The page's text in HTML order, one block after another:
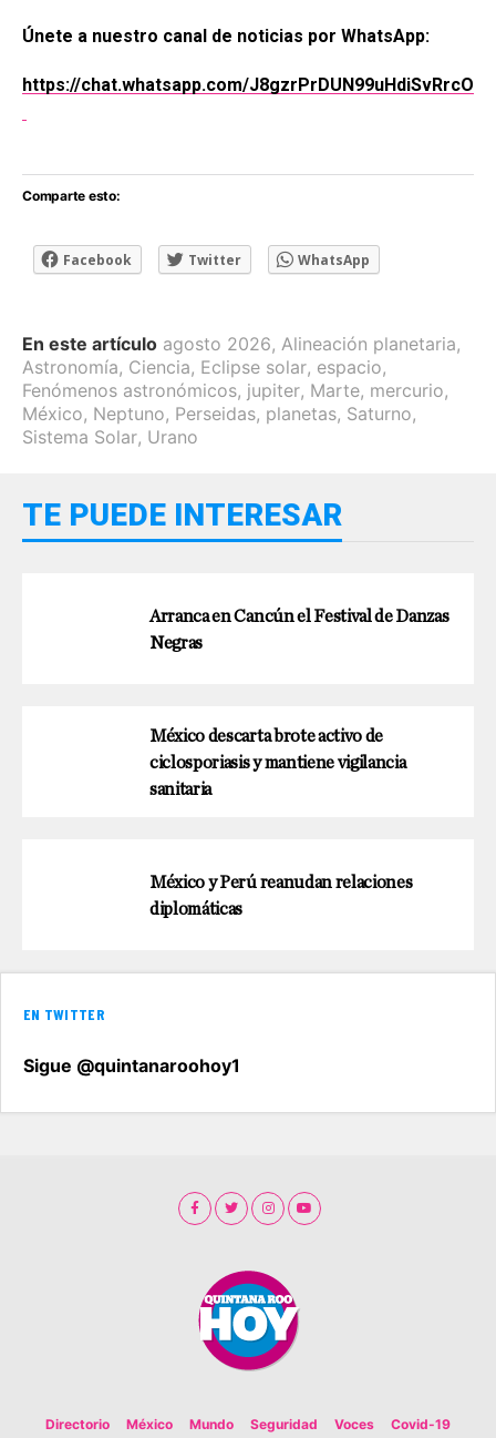
Únete a nuestro canal de noticias por WhatsApp:
https://chat.whatsapp.com/J8gzrPrDUN99uHdiSvRrcO
Comparte esto:
Facebook Twitter WhatsApp
En este artículo agosto 2026, Alineación planetaria,
Astronomía, Ciencia, Eclipse solar, espacio,
Fenómenos astronómicos, jupiter, Marte, mercurio,
México, Neptuno, Perseidas, planetas, Saturno,
Sistema Solar, Urano
TE PUEDE INTERESAR
Arranca en Cancún el Festival de Danzas
Negras
México descarta brote activo de
ciclosporiasis y mantiene vigilancia
sanitaria
México y Perú reanudan relaciones
diplomáticas
EN TWITTER
Sigue @quintanaroohoy1
Directorio México Mundo Seguridad Voces Covid-19